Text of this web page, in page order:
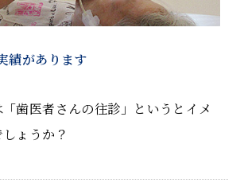
績があります
歯医者さんの往診」というとイメ
ょうか？